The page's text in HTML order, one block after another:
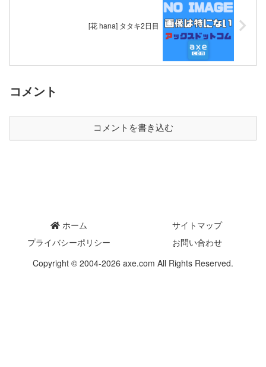
[花 hana] タタキ2日目
コメント
コメントを書き込む
ホーム
サイトマップ
プライバシーポリシー
お問い合わせ
Copyright © 2004-2026 axe.com All Rights Reserved.